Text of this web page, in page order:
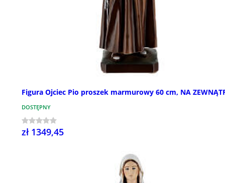
Figura Ojciec Pio proszek marmurowy 60 cm, NA
DOSTĘPNY
zł 1349,45